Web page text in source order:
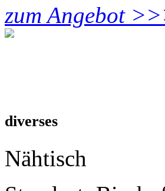
zum Angebot
diverses
Nähtisch